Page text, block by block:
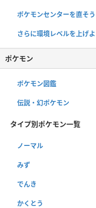
ポケモンセンターを直そう
さらに環境レベルを上げ
ポケモン
ポケモン図鑑
伝説・幻ポケモン
タイプ別ポケモン一覧
ノーマル
みず
でんき
かくとう